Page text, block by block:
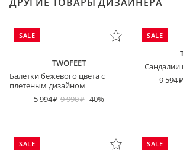
SALE
TWOFEET
Балетки бежевого цвета с
плетеным дизайном
5 994
9 990 -40%
SALE
Сандалии
9 594
SALE SALE